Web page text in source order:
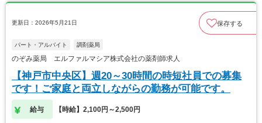
更新日：2026年5月21日 保存する
パート・アルバイト 調剤薬局
のぞみ薬局 エルファルマシア株式会社の薬剤師求人
【神戸市中央区】週20～30時間の時短社員での募集
です！ご家庭と両立しながらの勤務が可能です。
給与 【時給】2,100円～2,500円